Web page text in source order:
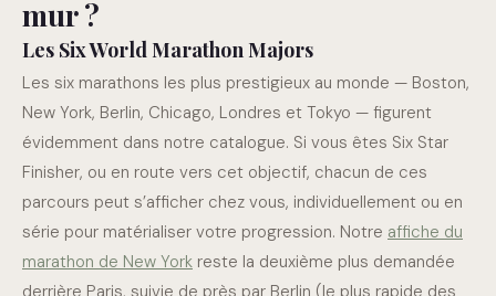
mur ?
Les Six World Marathon Majors
Les six marathons les plus prestigieux au monde — Boston,
New York, Berlin, Chicago, Londres et Tokyo — figurent
évidemment dans notre catalogue. Si vous êtes Six Star
Finisher, ou en route vers cet objectif, chacun de ces
parcours peut s’afficher chez vous, individuellement ou en
série pour matérialiser votre progression. Notre affiche du
marathon de New York reste la deuxième plus demandée
derrière Paris, suivie de près par Berlin (le plus rapide des